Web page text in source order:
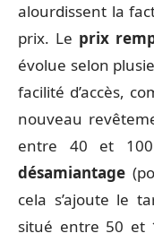
alourdissent la
prix. Le prix
évolue selon
facilité d’accès,
nouveau
entre 40 et
désamiantage
cela s’ajoute le
situé entre 50 et